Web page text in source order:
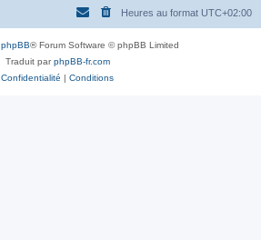
e
Heures au format UTC+02:00
phpBB® Forum Software © phpBB Limited
Traduit parphpBB-fr.com
Confidentialité | Conditions